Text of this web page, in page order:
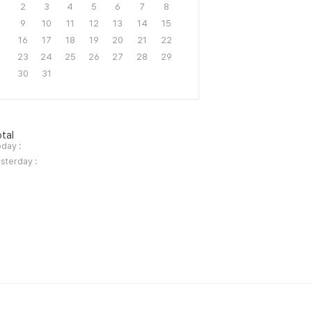
2
3 4 5 6 7
8
9
10 11 12 13 14
15
16
17 18 19 20 21
22
23
24 25 26 27 28
29
30
31
:
: